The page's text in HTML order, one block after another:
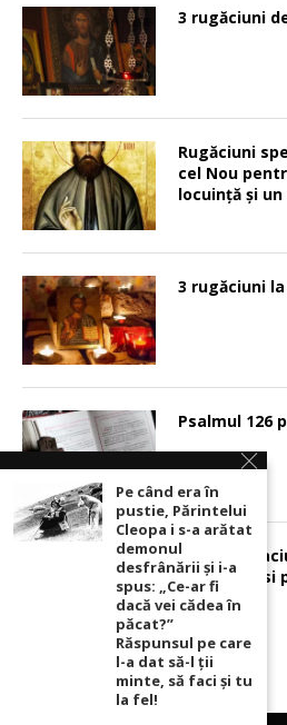
3 rugăciuni
Rugăciuni
cel Nou
locuinţă şi
3 rugăciuni
Psalmul 126
Sunt 2
pentru fiu si
Pe când era în
pustie, Părintelui
Cleopa i s-a arătat
demonul
desfrânării şi i-a
spus: „Ce-ar fi
dacă vei cădea în
păcat?”
Răspunsul pe care
l-a dat să-l ții
minte, să faci și tu
la fel!